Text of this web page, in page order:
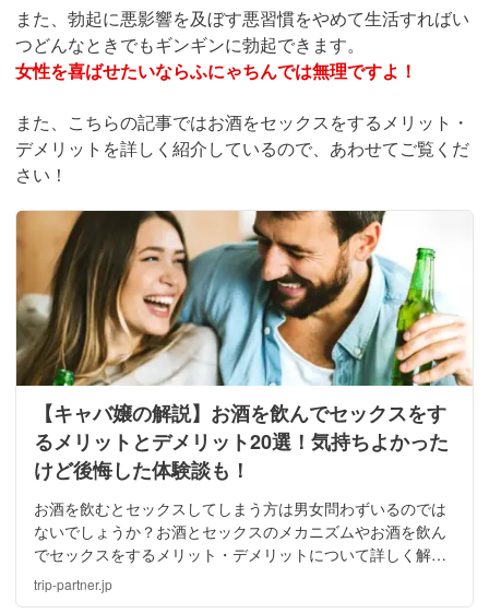
また、勃起に悪影響を及ぼす悪習慣をやめて生活すればい
つどんなときでもギンギンに勃起できます。
女性を喜ばせたいならふにゃちんでは無理ですよ！
また、こちらの記事ではお酒をセックスをするメリット・
デメリットを詳しく紹介しているので、あわせてご覧くだ
さい！
【キャバ嬢の解説】お酒を飲んでセックスをす
るメリットとデメリット20選！気持ちよかった
けど後悔した体験談も！
お酒を飲むとセックスしてしまう方は男女問わずいるのでは
ないでしょうか？お酒とセックスのメカニズムやお酒を飲ん
でセックスをするメリット・デメリットについて詳しく解説
致します！お酒セックス失敗談についてもご紹介♪お酒セッ
クスを楽しみましょう。
trip-partner.jp